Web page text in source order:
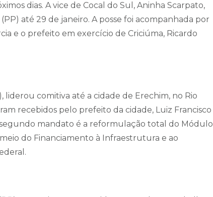
dias. A vice de Cocal do Sul, Aninha Scarpato,
até 29 de janeiro. A posse foi acompanhada por
e o prefeito em exercício de Criciúma, Ricardo
comitiva até a cidade de Erechim, no Rio
recebidos pelo prefeito da cidade, Luiz Francisco
mandato é a reformulação total do Módulo
do Financiamento à Infraestrutura e ao